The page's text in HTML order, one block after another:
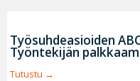
Työsuhdeasioiden
Työntekijän
Tutustu